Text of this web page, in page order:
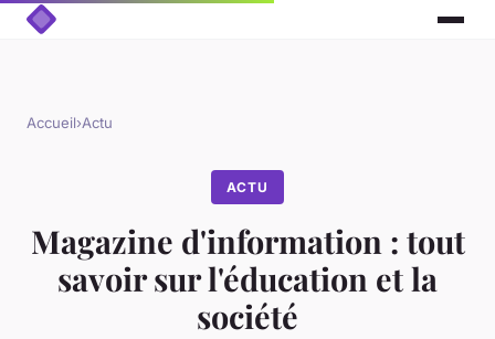
Accueil›Actu
ACTU
Magazine d'information : tout
savoir sur l'éducation et la
société